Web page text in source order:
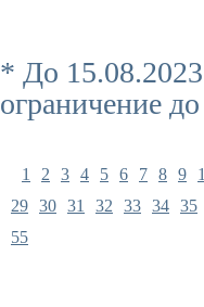
* До 15.08.2023
ограничение
1 2 3 4 5 6 7 8 9
29 30 31 32 33 34 35
55